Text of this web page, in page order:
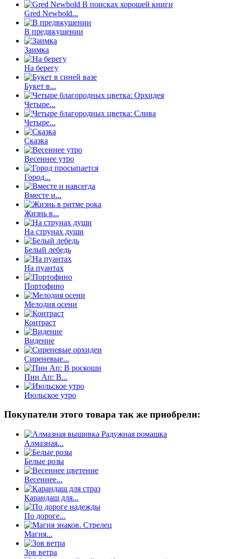
Gred Newbold...
В предвкушении
Заимка
На берегу
Букет в...
Четыре...
Четыре...
Сказка
Весеннее утро
Город...
Вместе и...
Жизнь в...
На струнах души
Белый лебедь
На пуантах
Портофино
Мелодия осени
Контраст
Видение
Сиреневые...
Пин Ап: В...
Июльское утро
Покупатели этого товара так же приобрели:
Алмазная...
Белые розы
Весеннее...
Карандаш для...
По дороге...
Магия...
Зов ветра